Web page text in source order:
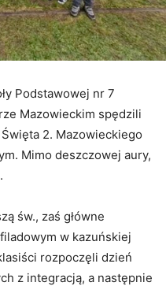
Podstawowej nr 7
Mazowieckim spędzili
2. Mazowieckiego
Mimo deszczowej aury,
św., zaś główne
w kazuńskiej
rozpoczęli dzień
z integracją, a następnie